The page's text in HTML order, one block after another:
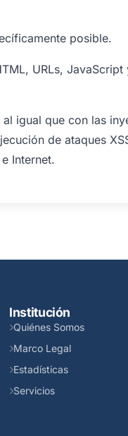
posible.
URLs,
igual que con las
de ataques
Internet.
Institución
Quiénes Somos
Marco Legal
Estadísticas
Servicios